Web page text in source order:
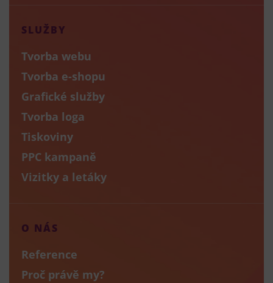
SLUŽBY
Tvorba webu
Tvorba e-shopu
Grafické služby
Tvorba loga
Tiskoviny
PPC kampaně
Vizitky a letáky
O NÁS
Reference
Proč právě my?